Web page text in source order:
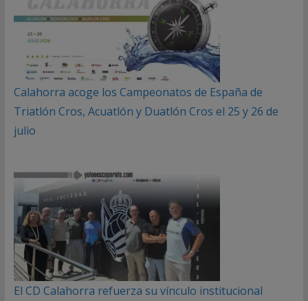
Calahorra acoge los Campeonatos de España de
Triatlón Cros, Acuatlón y Duatlón Cros el 25 y 26 de
julio
El CD Calahorra refuerza su vínculo institucional